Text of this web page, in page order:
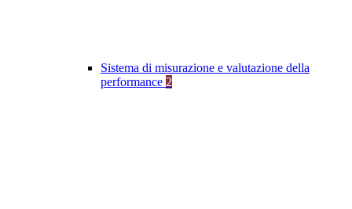
Sistema di misurazione e valutazione della
performance 2